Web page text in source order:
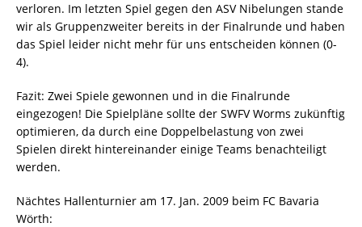
verloren. Im letzten Spiel gegen den ASV Nibelungen stande
wir als Gruppenzweiter bereits in der Finalrunde und haben
das Spiel leider nicht mehr für uns entscheiden können (0-
4).
Fazit: Zwei Spiele gewonnen und in die Finalrunde
eingezogen! Die Spielpläne sollte der SWFV Worms zukünftig
optimieren, da durch eine Doppelbelastung von zwei
Spielen direkt hintereinander einige Teams benachteiligt
werden.
Nächtes Hallenturnier am 17. Jan. 2009 beim FC Bavaria
Wörth: